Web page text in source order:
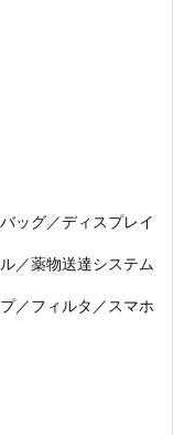
ッグ／ディスプレイ
／薬物送達システム
／フィルタ／スマホ